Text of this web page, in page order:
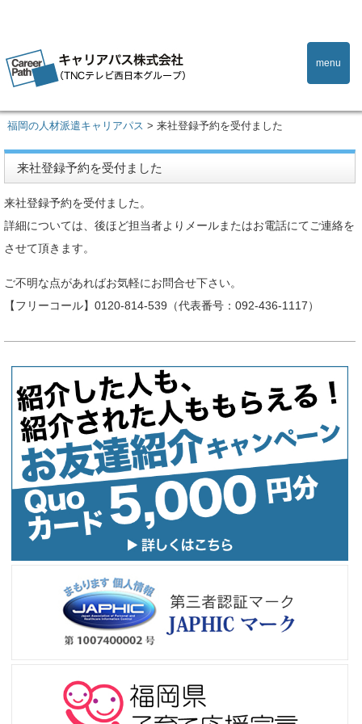
menu
福岡の人材派遣キャリアパス > 来社登録予約を受付ました
来社登録予約を受付ました
来社登録予約を受付ました。
詳細については、後ほど担当者よりメールまたはお電話にてご連絡を
させて頂きます。
ご不明な点があればお気軽にお問合せ下さい。
【フリーコール】0120-814-539（代表番号：092-436-1117）